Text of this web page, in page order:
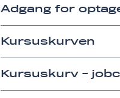
Adgang for
Kursuskurven
Kursuskurv -